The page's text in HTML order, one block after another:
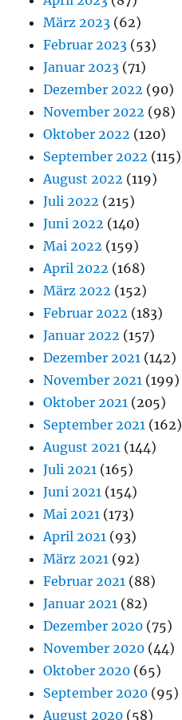
März 2023 (62)
Februar 2023 (53)
Januar 2023 (71)
Dezember 2022 (90)
November 2022 (98)
Oktober 2022 (120)
September 2022 (115)
August 2022 (119)
Juli 2022 (215)
Juni 2022 (140)
Mai 2022 (159)
April 2022 (168)
März 2022 (152)
Februar 2022 (183)
Januar 2022 (157)
Dezember 2021 (142)
November 2021 (199)
Oktober 2021 (205)
September 2021 (162)
August 2021 (144)
Juli 2021 (165)
Juni 2021 (154)
Mai 2021 (173)
April 2021 (93)
März 2021 (92)
Februar 2021 (88)
Januar 2021 (82)
Dezember 2020 (75)
November 2020 (44)
Oktober 2020 (65)
September 2020 (95)
August 2020 (58)